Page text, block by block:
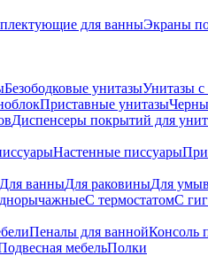
для ванныЭкраны
Безободковые унитазыУнитазы с
Приставные унитазы
Диспенсеры покрытий для
Настенные писсуары
Для ванныДля раковиныДля
С термостатомС
Пеналы для ваннойКонсоль
мебельПолки